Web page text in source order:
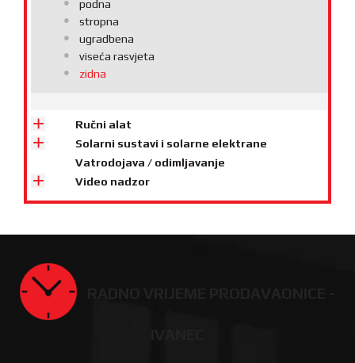
podna
stropna
ugradbena
viseća rasvjeta
zidna
Ručni alat
Solarni sustavi i solarne elektrane
Vatrodojava / odimljavanje
Video nadzor